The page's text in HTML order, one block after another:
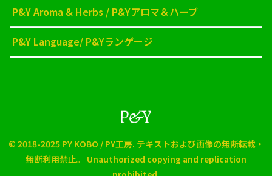
P&Y Aroma & Herbs / P&Yアロマ＆ハーブ
P&Y Language/ P&Yランゲージ
© 2018-2025 PY KOBO / PY工房. テキストおよび画像の無断転載・
無断利用禁止。 Unauthorized copying and replication